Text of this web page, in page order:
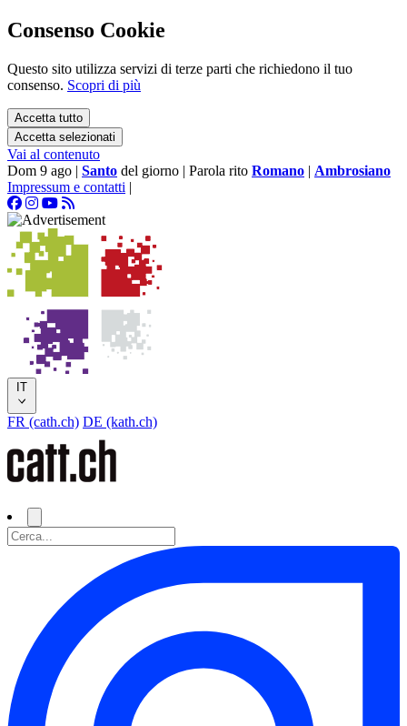
Consenso Cookie
Questo sito utilizza servizi di terze parti che richiedono il tuo
consenso. Scopri di più
Accetta tutto
Accetta selezionati
Vai al contenuto
Dom 9 ago | Santo del giorno | Parola rito Romano | Ambrosiano
Impressum e contatti |
IT
FR (cath.ch) DE (kath.ch)